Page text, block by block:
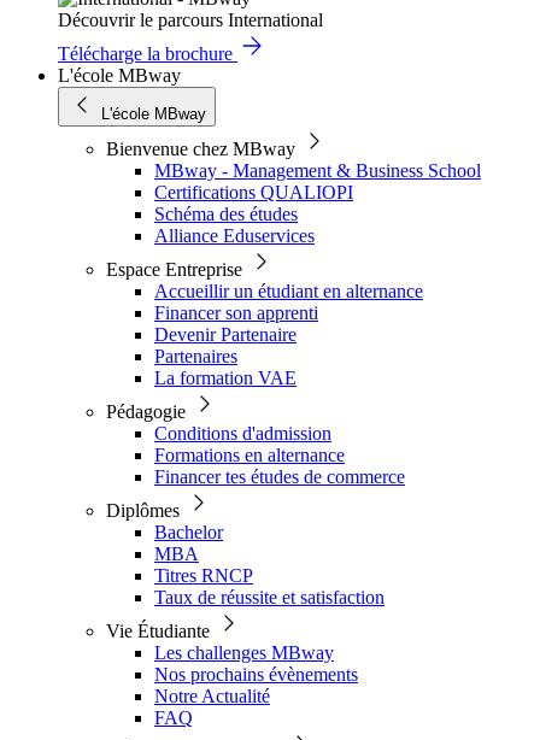
Découvrir le parcours International
Télécharge la brochure
L'école MBway
L'école MBway
Bienvenue chez MBway
MBway - Management & Business School
Certifications QUALIOPI
Schéma des études
Alliance Eduservices
Espace Entreprise
Accueillir un étudiant en alternance
Financer son apprenti
Devenir Partenaire
Partenaires
La formation VAE
Pédagogie
Conditions d'admission
Formations en alternance
Financer tes études de commerce
Diplômes
Bachelor
MBA
Titres RNCP
Taux de réussite et satisfaction
Vie Étudiante
Les challenges MBway
Nos prochains évènements
Notre Actualité
FAQ